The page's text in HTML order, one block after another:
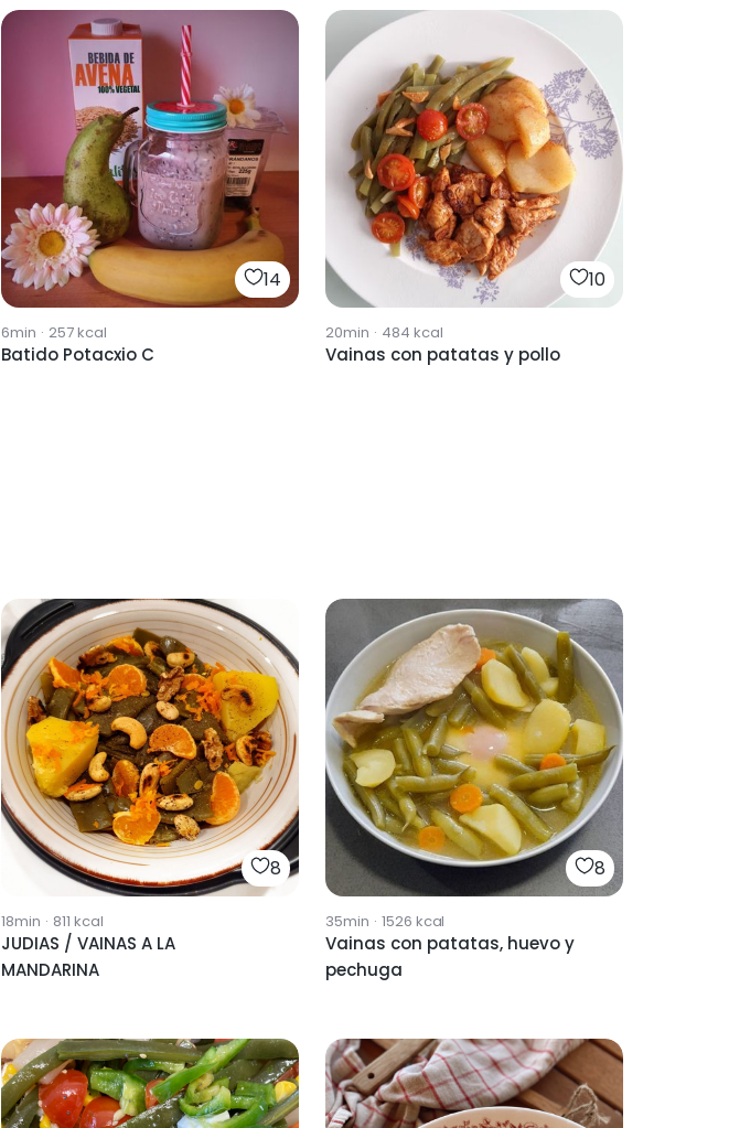
14
6min · 257kcal
Batido Potacxio C
10
20min · 484 kcal
Vainas con patatas y pollo
8
18min · 811 kcal
JUDIAS / VAINAS A LA
MANDARINA
8
35min · 1526 kcal
Vainas con patatas, huevo y
pechuga